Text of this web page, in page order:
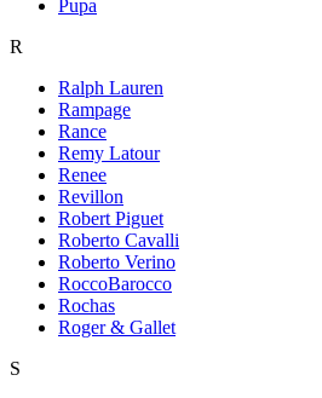
Pupa
R
Ralph Lauren
Rampage
Rance
Remy Latour
Renee
Revillon
Robert Piguet
Roberto Cavalli
Roberto Verino
RoccoBarocco
Rochas
Roger & Gallet
S